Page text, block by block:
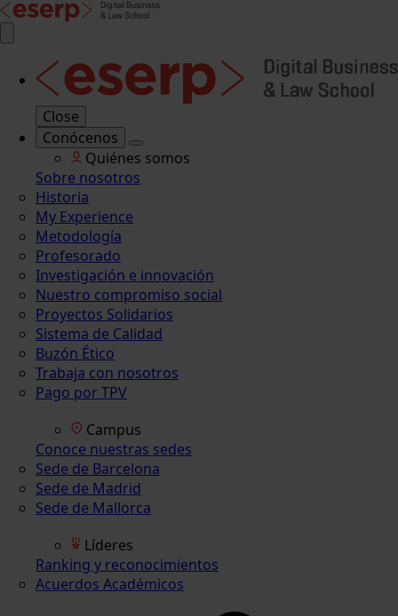
Close
Conócenos
Quiénes somos
Sobre nosotros
Historia
My Experience
Metodología
Profesorado
Investigación e innovación
Nuestro compromiso social
Proyectos Solidarios
Sistema de Calidad
Buzón Ético
Trabaja con nosotros
Pago por TPV
Campus
Conoce nuestras sedes
Sede de Barcelona
Sede de Madrid
Sede de Mallorca
Líderes
Ranking y reconocimientos
Acuerdos Académicos